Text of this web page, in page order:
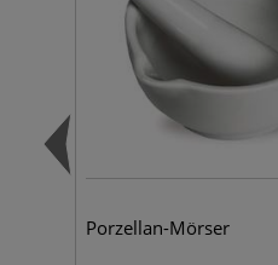
Porzellan-Mörser